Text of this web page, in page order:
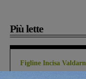
Più lette
Figline Incisa
Piscina di